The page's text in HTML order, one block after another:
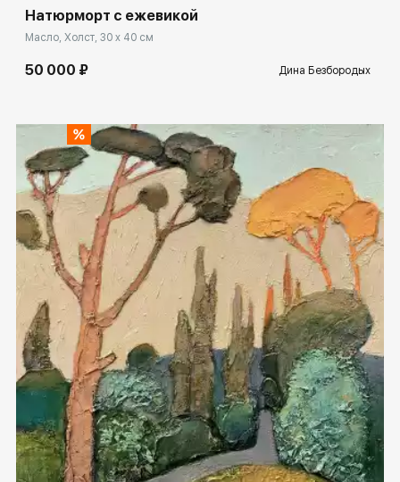
Натюрморт с ежевикой
Масло, Холст, 30 x 40 см
50 000 ₽ Дина Безбородых